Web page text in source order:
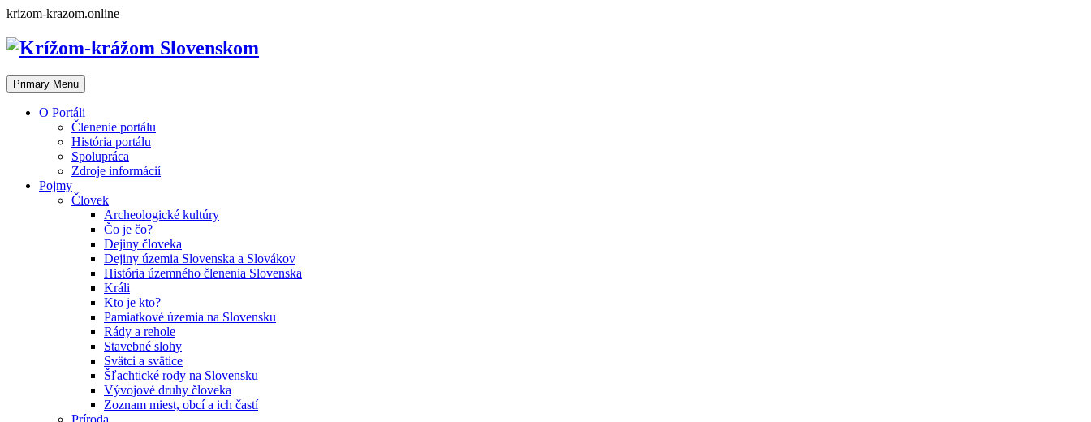
Skip
content
krizom-krazom.online
Primary Menu
O Portáli
Členenie portálu
História portálu
Spolupráca
Zdroje informácií
Pojmy
Človek
Archeologické kultúry
Čo je čo?
Dejiny človeka
Dejiny územia Slovenska a Slovákov
História územného členenia Slovenska
Králi
Kto je kto?
Pamiatkové územia na Slovensku
Rády a rehole
Stavebné slohy
Svätci a svätice
Šľachtické rody na Slovensku
Vývojové druhy človeka
Zoznam miest, obcí a ich častí
Príroda